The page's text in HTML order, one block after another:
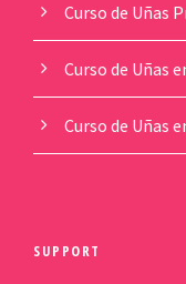
Curso de Uñas
Curso de Uñas
Curso de Uñas
SUPPORT